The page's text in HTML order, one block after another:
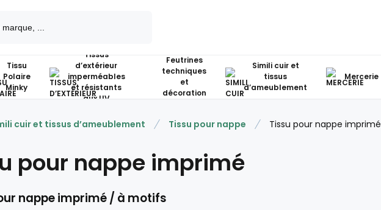
Tissu
Polaire
Minky
Tissus
d’extérieur
imperméables
et résistants
aux UV
Feutrines
techniques
et
décoration
Simili cuir et
tissus
d’ameublement
Mercerie
cuir et tissus d’ameublement Tissu pour nappe Tissu pour nappe imprimé
pour nappe imprimé
nappe imprimé / à motifs